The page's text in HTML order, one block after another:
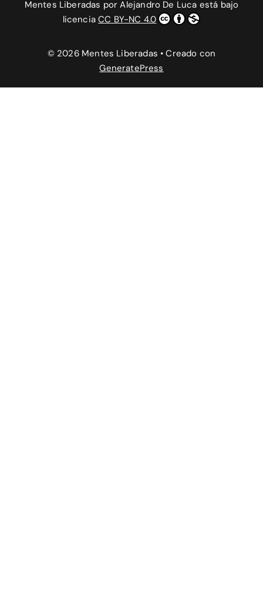
Mentes Liberadas porAlejandro De Luca está bajo
licenciaCC BY-NC 4.0
© 2026 Mentes Liberadas • Creado con
GeneratePress